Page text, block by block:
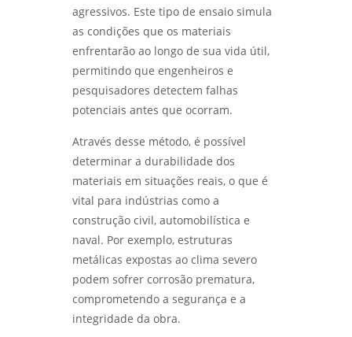
ENSAIO DE CORROSÃO ACELERADA EM SÃO
PAULO E SEUS BENEFÍCIOS - LABMETAL
ANÁLISE DE FALHAS PARA MANUTENÇÃO EM
SP: GUIA COMPLETO - LABMETAL
ANÁLISE DE FALHAS PARA MANUTENÇÃO EM
ENTENDA O ENSAIO DE CORROSÃO
ACELERADA EM SP E SEUS BENEFÍCIOS -
ENSAIO DE CORROSÃO POR PITE EM SÃO
PAULO E SUAS IMPLICAÇÕES - LABMETAL
LABORATÓRIO METALÚRGICO: INOVAÇÕES
QUE TRANSFORMAM O FUTURO DA INDÚSTRIA
- LABMETAL
Inspeção de solda
Laboratório de análise química
Laboratório de ensaios
Laboratório de ensaios mecânicos e
materiais
Laboratório de ensaios mecânicos e
metalográficos
Laboratório de ensaios mecânicos sp
Laboratório de metalografia
Laboratório metalográfico
agressivos. Este tipo de ensaio simula
as condições que os materiais
enfrentarão ao longo de sua vida útil,
permitindo que engenheiros e
pesquisadores detectem falhas
potenciais antes que ocorram.
Através desse método, é possível
determinar a durabilidade dos
materiais em situações reais, o que é
vital para indústrias como a
construção civil, automobilística e
naval. Por exemplo, estruturas
metálicas expostas ao clima severo
podem sofrer corrosão prematura,
comprometendo a segurança e a
integridade da obra.